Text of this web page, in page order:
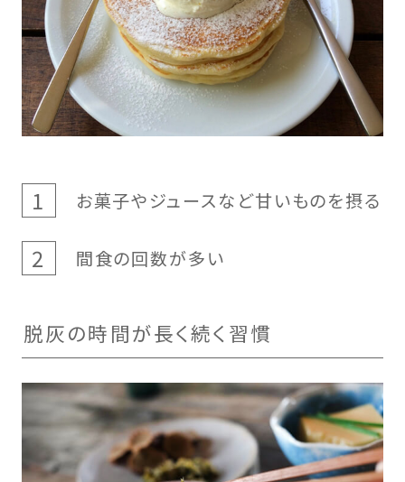
お菓子やジュースなど甘いものを摂る
間食の回数が多い
脱灰の時間が長く続く習慣